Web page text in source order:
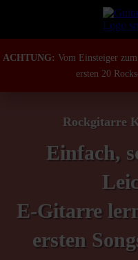
ACHTUNG: Vom Einsteiger
ersten 20
Rockgitarre
Einfach,
E-Gitarre
ersten